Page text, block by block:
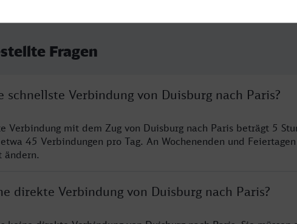
Fragen
schnellste Verbindung von Duisburg nach Paris?
Verbindung mit dem Zug von Duisburg nach Paris beträgt 5
45 Verbindungen pro Tag. An Wochenenden und
ändern.
direkte Verbindung von Duisburg nach Paris?